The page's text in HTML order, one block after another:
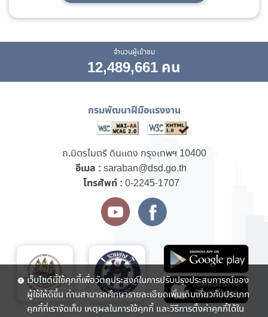
จำนวนผู้เข้าชม
12,489,661 คน
กรมพัฒนาฝีมือแรงงาน
ถ.มิตรไมตรี ดินแดง กรุงเทพฯ 10400
อีเมล : saraban@dsd.go.th
โทรศัพท์ : 0-2245-1707
เว็บไซต์นี้ใช้คุกกี้เพื่อวัตถุประสงค์ในการปรับปรุงประสบการณ์ของ
ผู้ใช้ให้ดีขึ้น ท่านสามารถศึกษารายละเอียดเพิ่มเติมเกี่ยวกับประเภท
คุกกี้ที่เราจัดเก็บ เหตุผลในการใช้คุกกี้ และวิธีการตั้งค่าคุกกี้ได้ใน